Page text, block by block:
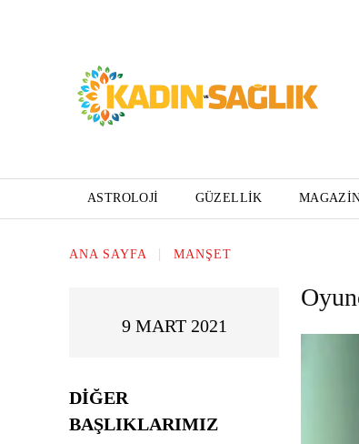
ASTROLOJI GÜZELLIK
ANA SAYFA MANŞET
9 MART 2021
DIĞER
BAŞLIKLARIMIZ